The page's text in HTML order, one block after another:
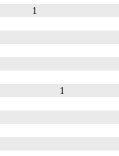
1
1